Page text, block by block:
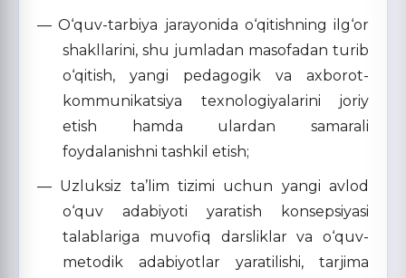
— O‘quv-tarbiya jarayonida o‘qitishning ilg‘or
shakllarini, shu jumladan masofadan turib
o‘qitish, yangi pedagogik va axborot-
kommunikatsiya texnologiyalarini joriy
etish hamda ulardan samarali
foydalanishni tashkil etish;
— Uzluksiz ta’lim tizimi uchun yangi avlod
o‘quv adabiyoti yaratish konsepsiyasi
talablariga muvofiq darsliklar va o‘quv-
metodik adabiyotlar yaratilishi, tarjima